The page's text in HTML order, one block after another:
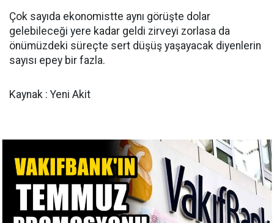
Çok sayıda ekonomistte aynı görüşte dolar
gelebileceği yere kadar geldi zirveyi zorlasa da
önümüzdeki süreçte sert düşüş yaşayacak diyenlerin
sayısı epey bir fazla.
Kaynak : Yeni Akit